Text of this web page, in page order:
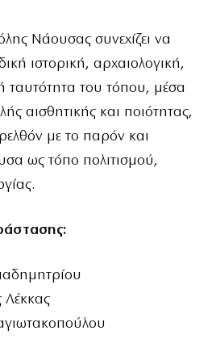
Νάουσας συνεχίζει να
ιστορική, αρχαιολογική,
ταυτότητα του τόπου, μέσα
αισθητικής και ποιότητας,
με το παρόν και
ως τόπο πολιτισμού,
Λέκκας